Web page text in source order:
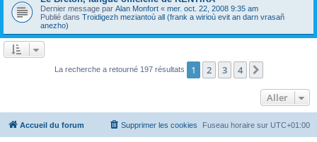
Dernier message par Alan Monfort « mer. oct. 22, 2008 9:35 am
Publié dans Troidigezh meziantoù all (frank a wirioù evit an darn vrasañ
anezho)
La recherche a retourné 197 résultats 1 2 3 4
Aller
Accueil du forum Fuseau horaire sur UTC+01:00
Supprimer les cookies